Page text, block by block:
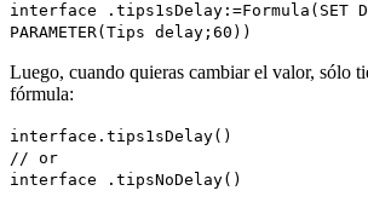
interface . tips1sDelay :=Formula ( SET
PARAMETER( Tips delay ;60))
Luego, cuando quieras cambiar el valor, sólo
fórmula:
interface . tips1sDelay()
// or
interface . tipsNoDelay()